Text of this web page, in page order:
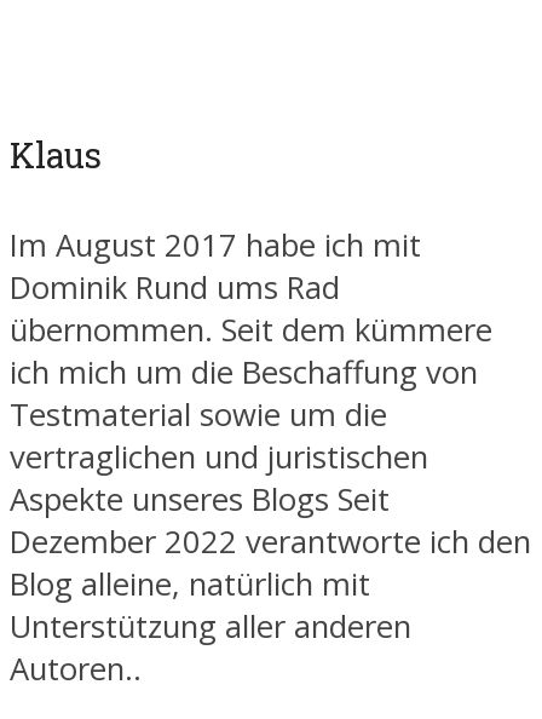
Klaus
Im August 2017 habe ich mit
Dominik Rund ums Rad
übernommen. Seit dem kümmere
ich mich um die Beschaffung von
Testmaterial sowie um die
vertraglichen und juristischen
Aspekte unseres Blogs Seit
Dezember 2022 verantworte ich den
Blog alleine, natürlich mit
Unterstützung aller anderen
Autoren..